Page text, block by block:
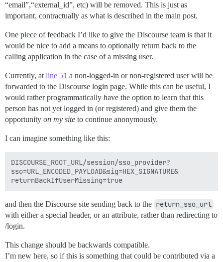
“email”,“external_id”, etc) will be removed. This is just as
important, contractually as what is described in the main post.
One piece of feedback I’d like to give the Discourse team is that it
would be nice to add a means to optionally return back to the
calling application in the case of a missing user.
Currently, at line 51 a non-logged-in or non-registered user will be
forwarded to the Discourse login page. While this can be useful, I
would rather programmatically have the option to learn that this
person has not yet logged in (or registered) and give them the
opportunity on my site to continue anonymously.
I can imagine something like this:
DISCOURSE_ROOT_URL/session/sso_provider?
sso=URL_ENCODED_PAYLOAD&sig=HEX_SIGNATURE&
and then the Discourse site sending back to the return_sso_url
with either a special header, or an attribute, rather than redirecting to
/login.
This change should be backwards compatible.
I’m new here, so if this is something that could be contributed via a